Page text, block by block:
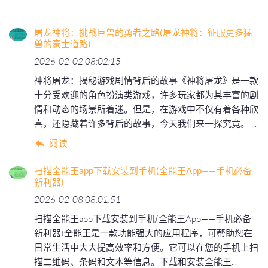
屠龙神将：挑战巨兽的勇者之路(屠龙神将：征服更多猛
兽的豪士道路)
2026-02-02 08:02:15
神将屠龙：揭秘游戏剧情背后的故事《神将屠龙》是一款
十分受欢迎的角色扮演类游戏，许多玩家都为其丰富的剧
情和动态的场景所着迷。但是，在游戏中不仅有着各种欣
喜，还隐藏着许多背后的故事，今天我们来一探究竟。 ...
阅读
扫描全能王app下载安装到手机(全能王App——手机必备
新利器)
2026-02-08 08:01:51
扫描全能王app下载安装到手机(全能王App——手机必备
新利器)全能王是一款功能强大的应用程序，可帮助您在
日常生活中大大提高效率和方便。它可以在您的手机上扫
描二维码、条码和文本等信息。下载和安装全能王...